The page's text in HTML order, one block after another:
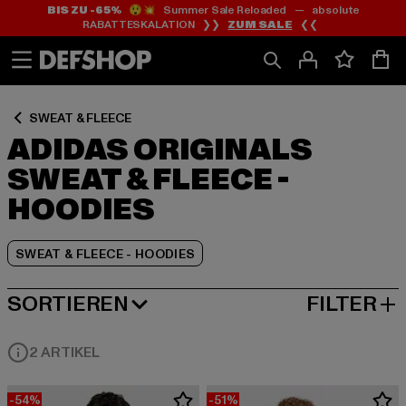
Zum
Inhalt
springen
Zum
Fußzeile
springen
BIS ZU -65%😲💥 Summer Sale Reloaded — absolute
RABATTESKALATION ❯❯ ZUM SALE ❮❮
SWEAT & FLEECE
ADIDAS ORIGINALS
SWEAT & FLEECE -
HOODIES
SWEAT & FLEECE - HOODIES
Zum
Produktraster
springen
SORTIEREN
BELIEBTESTE FILTER
2 ARTIKEL
-54% -51%